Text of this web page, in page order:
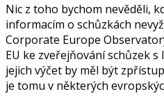
Nic z toho bychom nevěděli,
informacím o schůzkách
Corporate Europe
EU ke zveřejňování schůzek
jejich výčet by měl být
je tomu v některých